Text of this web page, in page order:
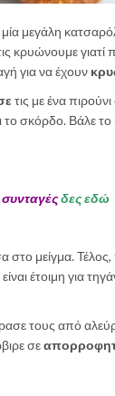
μεγάλη
κρυώνουμε γιατί
για να έχουν
τις με ένα
το σκόρδο. Βάλε
συνταγέςδες εδώ
στο μείγμα.
έτοιμη για
τους από
σε